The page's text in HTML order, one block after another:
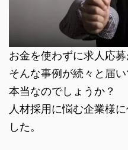
お金を使わずに求人応
そんな事例が続々と届い
本当なのでしょうか？
人材採用に悩む企業様
した。